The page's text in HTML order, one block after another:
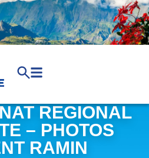
REGIONAL
– PHOTOS
RAMIN